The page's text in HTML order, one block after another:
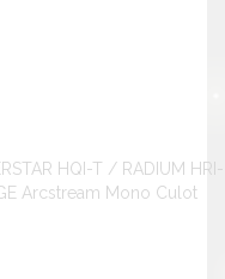
HQI-T / RADIUM HRI-
Arcstream Mono Culot